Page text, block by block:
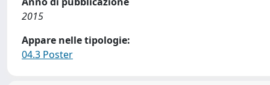
2015
Appare nelle tipologie:
04.3 Poster